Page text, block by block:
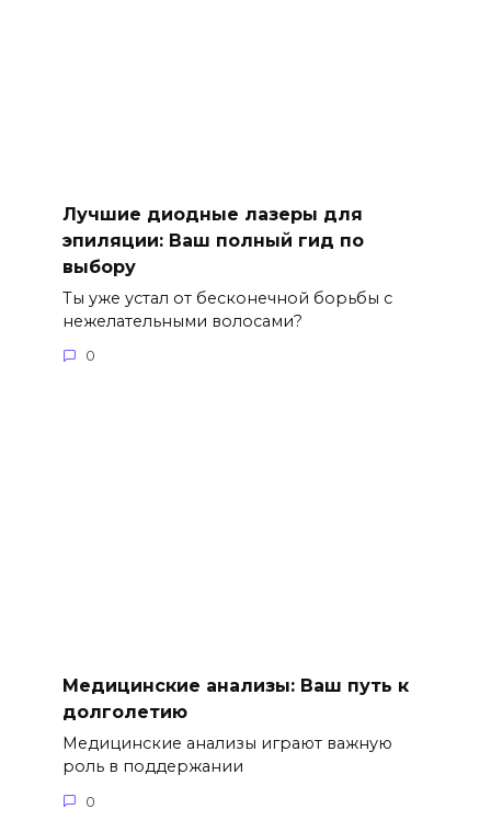
Лучшие диодные лазеры для
эпиляции: Ваш полный гид по
выбору
Ты уже устал от бесконечной борьбы с
нежелательными волосами?
0
Медицинские анализы: Ваш путь к
долголетию
Медицинские анализы играют важную
роль в поддержании
0